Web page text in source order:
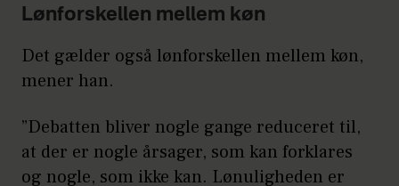
Lønforskellen mellem køn
Det gælder også lønforskellen mellem køn,
mener han.
”Debatten bliver nogle gange reduceret til,
at der er nogle årsager, som kan forklares
og nogle, som ikke kan. Lønuligheden er